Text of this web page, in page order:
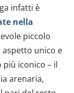
infatti è
nella
piccolo
aspetto unico e
più iconico – il
arenaria,